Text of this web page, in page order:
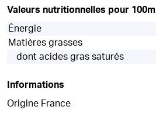
Valeurs nutritionnelles pour 100ml
Énergie
Matières grasses
dont acides gras saturés
Informations
Origine France